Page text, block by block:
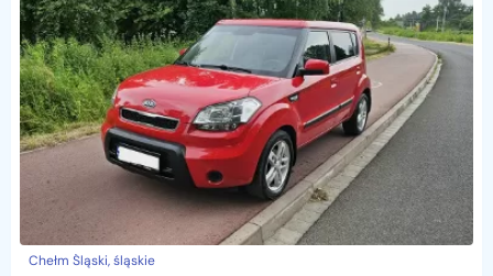
Chełm Śląski, śląskie